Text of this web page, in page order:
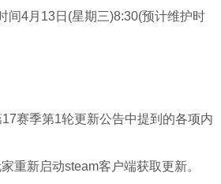
间4月13日(星期三)8:30(预计维护时
赛季第1轮更新公告中提到的各项内
重新启动steam客户端获取更新。